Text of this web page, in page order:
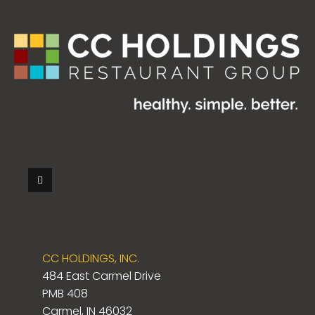
CC HOLDINGS, INC.
484 East Carmel Drive
PMB 408
Carmel, IN 46032